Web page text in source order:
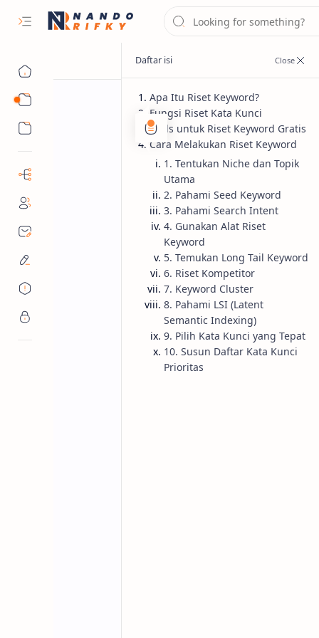
On-Page SEO
Ketahui Cara
dan
Riset keyword adalah proses
riset keyword yang tepat disini.
Apa Itu Riset Keyword?
Fungsi Riset Kata Kunci
Tools untuk Riset Keyword Gratis
Cara Melakukan Riset Keyword
1. Tentukan Niche dan Topik
Utama
2. Pahami Seed Keyword
3. Pahami Search Intent
4. Gunakan Alat Riset
Keyword
5. Temukan Long Tail Keyword
6. Riset Kompetitor
7. Keyword Cluster
8. Pahami LSI (Latent
Semantic Indexing)
9. Pilih Kata Kunci yang Tepat
10. Susun Daftar Kata Kunci
Prioritas